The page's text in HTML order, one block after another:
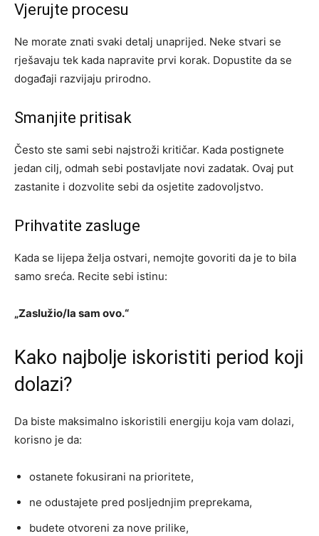
Vjerujte procesu
Ne morate znati svaki detalj unaprijed. Neke stvari se
rješavaju tek kada napravite prvi korak. Dopustite da se
događaji razvijaju prirodno.
Smanjite pritisak
Često ste sami sebi najstroži kritičar. Kada postignete
jedan cilj, odmah sebi postavljate novi zadatak. Ovaj put
zastanite i dozvolite sebi da osjetite zadovoljstvo.
Prihvatite zasluge
Kada se lijepa želja ostvari, nemojte govoriti da je to bila
samo sreća. Recite sebi istinu:
„Zaslužio/la sam ovo.“
Kako najbolje iskoristiti period koji
dolazi?
Da biste maksimalno iskoristili energiju koja vam dolazi,
korisno je da:
ostanete fokusirani na prioritete,
ne odustajete pred posljednjim preprekama,
budete otvoreni za nove prilike,